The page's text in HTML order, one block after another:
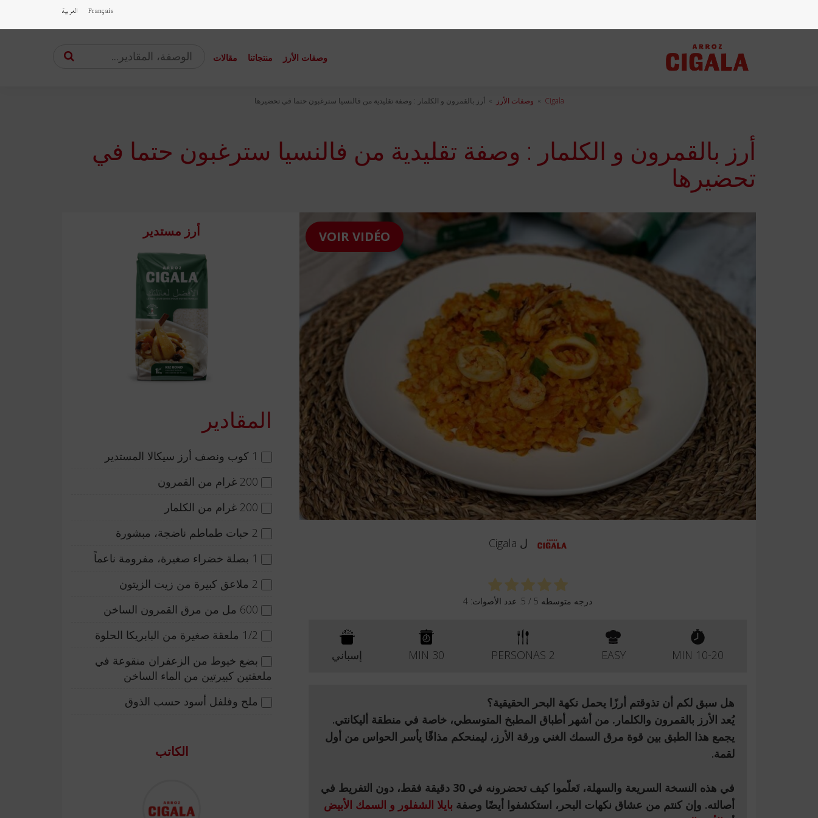
Français العربية
وصفات الأرز منتجاتنا مقالات
Cigala
» وصفات الأرز » أرز بالقمرون و الكلمار : وصفة تقليدية من فالنسيا سترغبون حتما في تحضيرها
أرز بالقمرون و الكلمار : وصفة تقليدية من فالنسيا سترغبون حتما في
تحضيرها
VOIR VIDÉO
ل Cigala
درجه متوسطه 5 / 5. عدد الأصوات: 4
10-20 MIN
EASY
2 PERSONAS
30 MIN إسباني
هل سبق لكم أن تذوقتم أرزًا يحمل نكهة البحر الحقيقية؟
يُعد الأرز بالقمرون والكلمار. من أشهر أطباق المطبخ المتوسطي، خاصة في منطقة أليكانتي.
يجمع هذا الطبق بين قوة مرق السمك الغني ورقة الأرز، ليمنحكم مذاقًا يأسر الحواس من أول
لقمة.
في هذه النسخة السريعة والسهلة، تَعلّموا كيف تحضرونه في 30 دقيقة فقط
، دون التفريط في
أصالته. وإن كنتم من عشاق نكهات البحر، استكشفوا أيضًا وصفة بايلا الشفلور و السمك الأبيض
أرز مستدير
المقادير
1 كوب ونصف أرز سيكالا المستدير
200 غرام من القمرون
200 غرام من الكلمار
2 حبات طماطم ناضجة، مبشورة
1 بصلة خضراء صغيرة، مفرومة ناعماً
2 ملاعق كبيرة من زيت الزيتون
600 مل من مرق القمرون الساخن
1/2 ملعقة صغيرة من البابريكا الحلوة
بضع خيوط من الزعفران منقوعة في
ملعقتين كبيرتين من الماء الساخن
ملح وفلفل أسود حسب الذوق
الكاتب